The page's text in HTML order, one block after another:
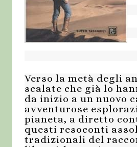
Verso la metà degli
scalate che già lo
da inizio a un nuovo
avventurose
pianeta, a diretto
questi resoconti
tradizionali del